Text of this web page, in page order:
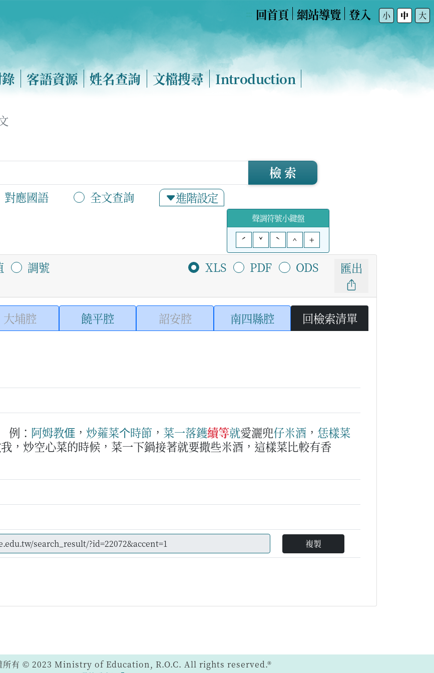
回首頁 網站導覽 登入 小 中 大
客語資源 姓名查詢 文檔搜尋 Introduction
對應國語 全文查詢 進階設定
檢 索
聲調符號小鍵盤
ˊ
ˇ ˋ ^ +
調號 XLS PDF ODS 匯出
大埔腔 饒平腔 詔安腔 南四縣腔 回檢索清單
例： 阿姆教𠊎 ， 炒蕹菜个時節 ， 菜一落鑊續等就愛灑兜仔米酒 ， 恁樣菜
我，炒空心菜的時候，菜一下鍋接著就要撒些米酒，這樣菜比較有香
複製
所有 © 2023 Ministry of Education, R.O.C. All rights reserved.®